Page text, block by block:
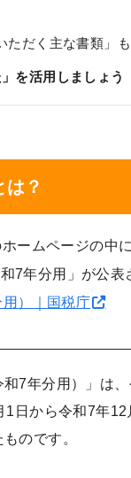
ただく主な書類」
を活用しましょう
は？
ームページの中
7年分用」が公表
）｜国税庁
7年分用）」は
1日から令和7年
のです。